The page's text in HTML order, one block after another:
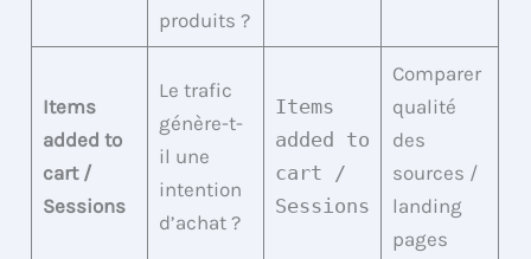
produits ?
Items
added to
cart /
Sessions
Le trafic
génère-t-
il une
intention
d’achat ?
Items
added to
cart /
Sessions
Comparer
qualité
des
sources /
landing
pages